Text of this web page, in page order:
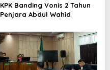
KPK Banding Vonis 2 Tahun
Penjara Abdul Wahid